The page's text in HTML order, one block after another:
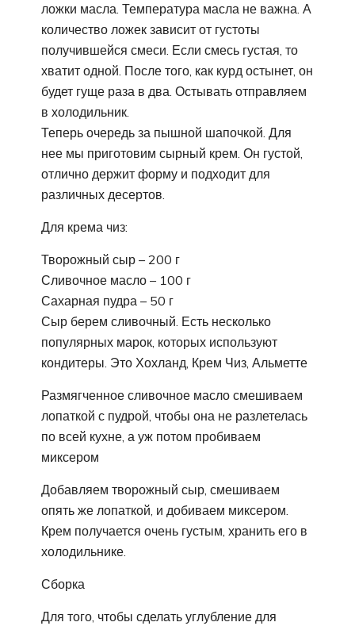
ложки масла. Температура масла не важна. А
количество ложек зависит от густоты
получившейся смеси. Если смесь густая, то
хватит одной. После того, как курд остынет, он
будет гуще раза в два. Остывать отправляем
в холодильник.
Теперь очередь за пышной шапочкой. Для
нее мы приготовим сырный крем. Он густой,
отлично держит форму и подходит для
различных десертов.
Для крема чиз:
Творожный сыр – 200 г
Сливочное масло – 100 г
Сахарная пудра – 50 г
Сыр берем сливочный. Есть несколько
популярных марок, которых используют
кондитеры. Это Хохланд, Крем Чиз, Альметте
Размягченное сливочное масло смешиваем
лопаткой с пудрой, чтобы она не разлетелась
по всей кухне, а уж потом пробиваем
миксером
Добавляем творожный сыр, смешиваем
опять же лопаткой, и добиваем миксером.
Крем получается очень густым, хранить его в
холодильнике.
Сборка
Для того, чтобы сделать углубление для